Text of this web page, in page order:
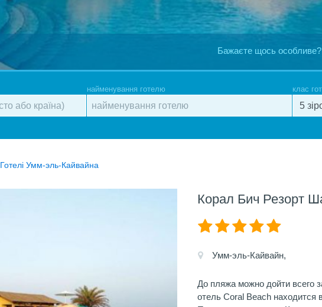
Бажаєте щось
найменування готелю клас
Готелі Умм-эль-Кайвайна
Корал Бич Резорт
Умм-эль-Кайвайн,
До пляжа можно дойти всего
отель Coral Beach